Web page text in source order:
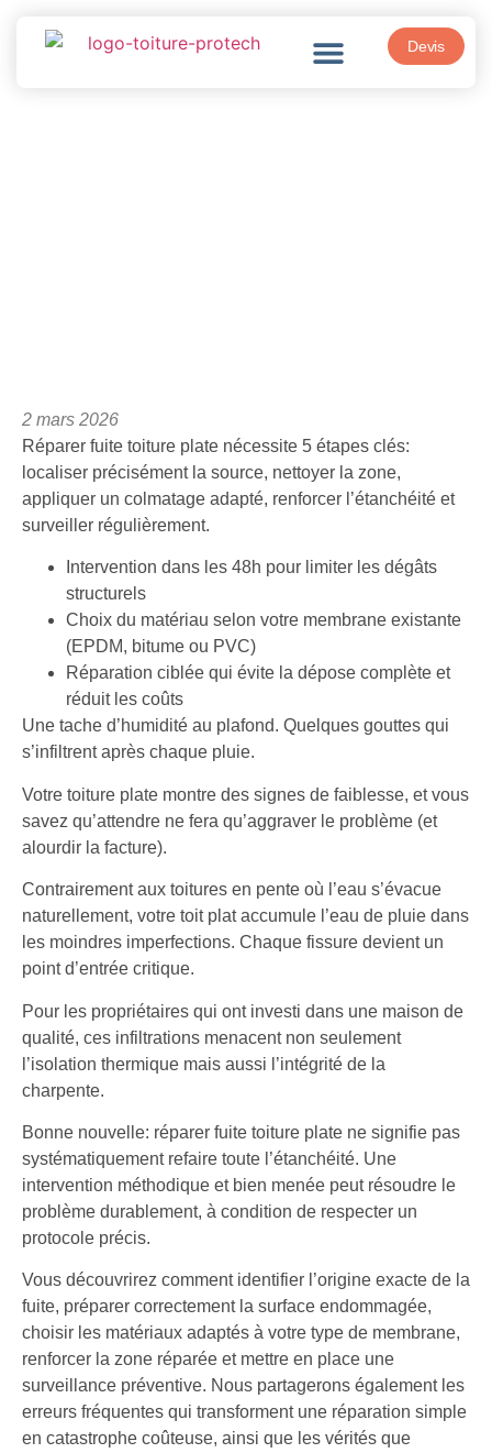
Devis
2 mars 2026
Réparer fuite toiture plate nécessite 5 étapes clés:
localiser précisément la source, nettoyer la zone,
appliquer un colmatage adapté, renforcer l’étanchéité et
surveiller régulièrement.
Intervention dans les 48h pour limiter les dégâts
structurels
Choix du matériau selon votre membrane existante
(EPDM, bitume ou PVC)
Réparation ciblée qui évite la dépose complète et
réduit les coûts
Une tache d’humidité au plafond. Quelques gouttes qui
s’infiltrent après chaque pluie.
Votre toiture plate montre des signes de faiblesse, et vous
savez qu’attendre ne fera qu’aggraver le problème (et
alourdir la facture).
Contrairement aux toitures en pente où l’eau s’évacue
naturellement, votre toit plat accumule l’eau de pluie dans
les moindres imperfections. Chaque fissure devient un
point d’entrée critique.
Pour les propriétaires qui ont investi dans une maison de
qualité, ces infiltrations menacent non seulement
l’isolation thermique mais aussi l’intégrité de la
charpente.
Bonne nouvelle: réparer fuite toiture plate ne signifie pas
systématiquement refaire toute l’étanchéité. Une
intervention méthodique et bien menée peut résoudre le
problème durablement, à condition de respecter un
protocole précis.
Vous découvrirez comment identifier l’origine exacte de la
fuite, préparer correctement la surface endommagée,
choisir les matériaux adaptés à votre type de membrane,
renforcer la zone réparée et mettre en place une
surveillance préventive. Nous partagerons également les
erreurs fréquentes qui transforment une réparation simple
en catastrophe coûteuse, ainsi que les vérités que